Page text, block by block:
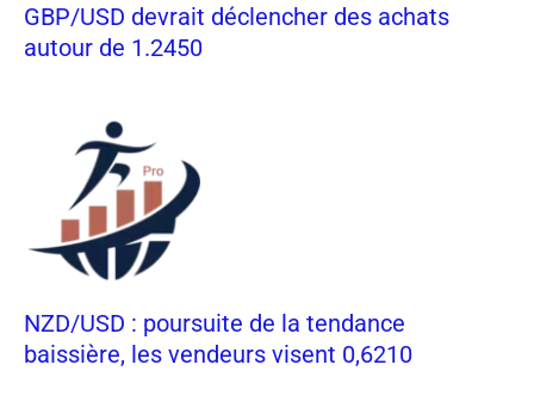
GBP/USD devrait déclencher des achats
autour de 1.2450
NZD/USD : poursuite de la tendance
baissière, les vendeurs visent 0,6210